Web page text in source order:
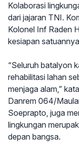
Kolaborasi
dari jajaran TNI.
Kolonel Inf Raden
kesiapan
“Seluruh batalyon
rehabilitasi lahan
menjaga alam,”
Danrem 064/
Soeprapto, juga
lingkungan
depan bangsa.